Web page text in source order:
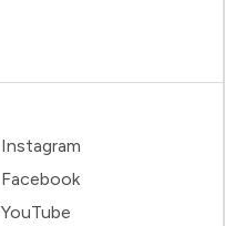
Instagram
Facebook
YouTube